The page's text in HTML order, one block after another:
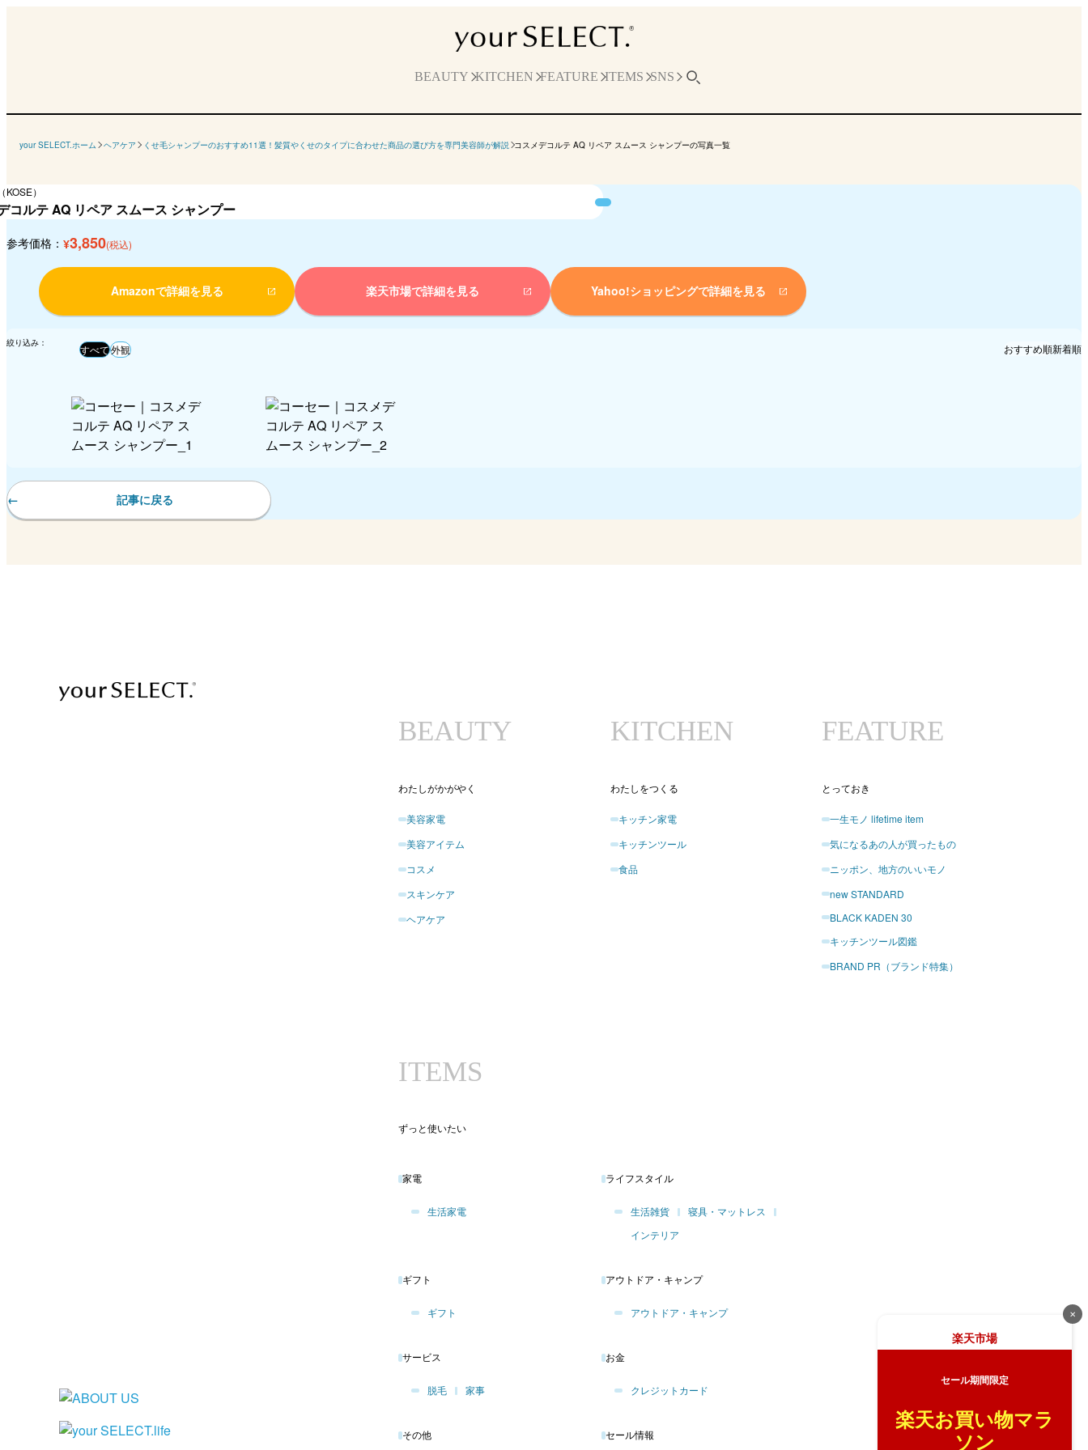
BEAUTY KITCHEN FEATURE ITEMS SNS
your SELECT.ホーム ヘアケア くせ毛シャンプーのおすすめ11選！髪質やくせのタイプに合わせた商品の選び方を専門美容師が解説 コスメデコルテ AQ リペア スムース シャンプーの写真一覧
）
コルテ AQ リペア スムース シャンプー
参考価格： ¥3,850(税込)
Amazonで詳細を見る 楽天市場で詳細を見る Yahoo!ショッピングで詳細を見る
絞り込み： すべて外観 おすすめ順新着順
記事に戻る
BEAUTY
わたしがかがやく
美容家電
美容アイテム
コスメ
スキンケア
ヘアケア
KITCHEN
わたしをつくる
キッチン家電
キッチンツール
食品
FEATURE
とっておき
一生モノ lifetime item
気になるあの人が買ったもの
ニッポン、地方のいいモノ
new STANDARD
BLACK KADEN 30
キッチンツール図鑑
BRAND PR（ブランド特集）
ITEMS
ずっと使いたい
家電
生活家電
ライフスタイル
生活雑貨
寝具・マットレス
インテリア
ギフト
ギフト
アウトドア・キャンプ
アウトドア・キャンプ
サービス
脱毛 家事
お金
クレジットカード
その他 セール情報
✕
楽天市場
セール期間限定
楽天お買い物マラ
ソン